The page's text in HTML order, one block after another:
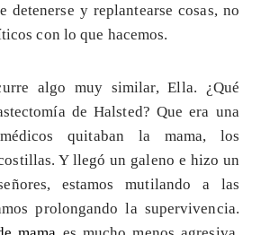
detenerse y replantearse cosas, no
con lo que hacemos.
algo muy similar, Ella. ¿Qué
de Halsted? Que era una
quitaban la mama, los
Y llegó un galeno e hizo un
estamos mutilando a las
prolongando la supervivencia.